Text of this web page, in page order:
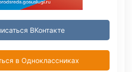
ВКонтакте
в Одноклассниках